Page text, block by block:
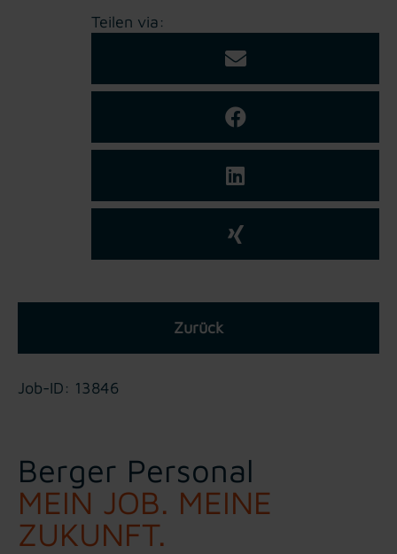
Teilen via:
Zurück
Job-ID: 13846
Berger Personal
MEIN JOB. MEINE
ZUKUNFT.